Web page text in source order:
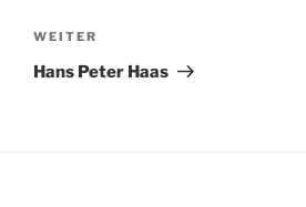
Nächster
Beitrag
WEITER
Hans Peter Haas